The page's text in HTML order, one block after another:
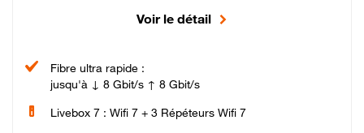
Voir le détail
Fibre ultra rapide :
jusqu'à ↓ 8 Gbit/s ↑ 8 Gbit/s
Livebox 7 : Wifi 7 + 3 Répéteurs Wifi 7